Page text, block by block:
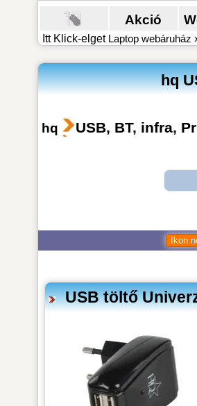
Akció
Itt Klick-elget Laptop webáruház
hq
hq USB, BT, infra,
USB töltő